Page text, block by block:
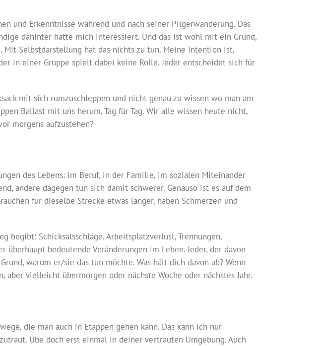
und Erkenntnisse während und nach seiner Pilgerwanderung. Das
dahinter hätte mich interessiert. Und das ist wohl mit ein Grund,
Selbstdarstellung hat das nichts zu tun. Meine Intention ist,
in einer Gruppe spielt dabei keine Rolle. Jeder entscheidet sich für
mit sich rumzuschleppen und nicht genau zu wissen wo man am
Ballast mit uns herum, Tag für Tag. Wir alle wissen heute nicht,
morgens aufzustehen?
des Lebens: im Beruf, in der Familie, im sozialen Miteinander
andere dagegen tun sich damit schwerer. Genauso ist es auf dem
für dieselbe Strecke etwas länger, haben Schmerzen und
begibt: Schicksalsschläge, Arbeitsplatzverlust, Trennungen,
bedeutende Veränderungen im Leben. Jeder, der davon
warum er/sie das tun möchte. Was hält dich davon ab? Wenn
vielleicht übermorgen oder nächste Woche oder nächstes Jahr.
die man auch in Etappen gehen kann. Das kann ich nur
Übe doch erst einmal in deiner vertrauten Umgebung. Auch